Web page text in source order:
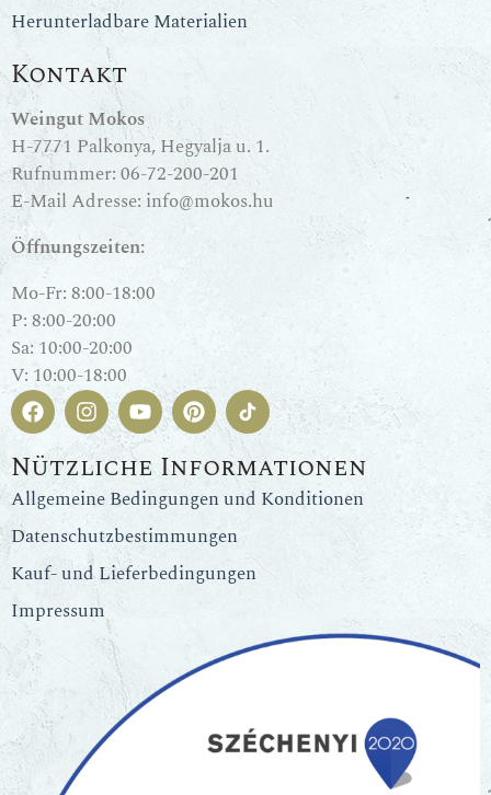
Herunterladbare Materialien
Kontakt
Weingut Mokos
H-7771 Palkonya, Hegyalja u. 1.
Rufnummer:06-72-200-201
E-Mail Adresse: info@mokos.hu
Öffnungszeiten:
Mo-Fr: 8:00-18:00
P: 8:00-20:00
Sa: 10:00-20:00
V: 10:00-18:00
Nützliche Informationen
Allgemeine Bedingungen und Konditionen
Datenschutzbestimmungen
Kauf- und Lieferbedingungen
Impressum